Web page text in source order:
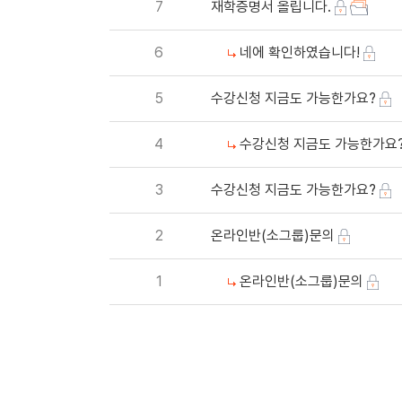
7 재학증명서 올립니다.
6 네에 확인하였습니다!
5 수강신청 지금도 가능한가요?
4 수강신청 지금도 가능한가요
3 수강신청 지금도 가능한가요?
2 온라인반(소그룹)문의
1 온라인반(소그룹)문의